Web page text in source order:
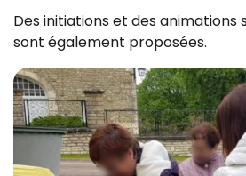
Des initiations et des animations
sont également proposées.